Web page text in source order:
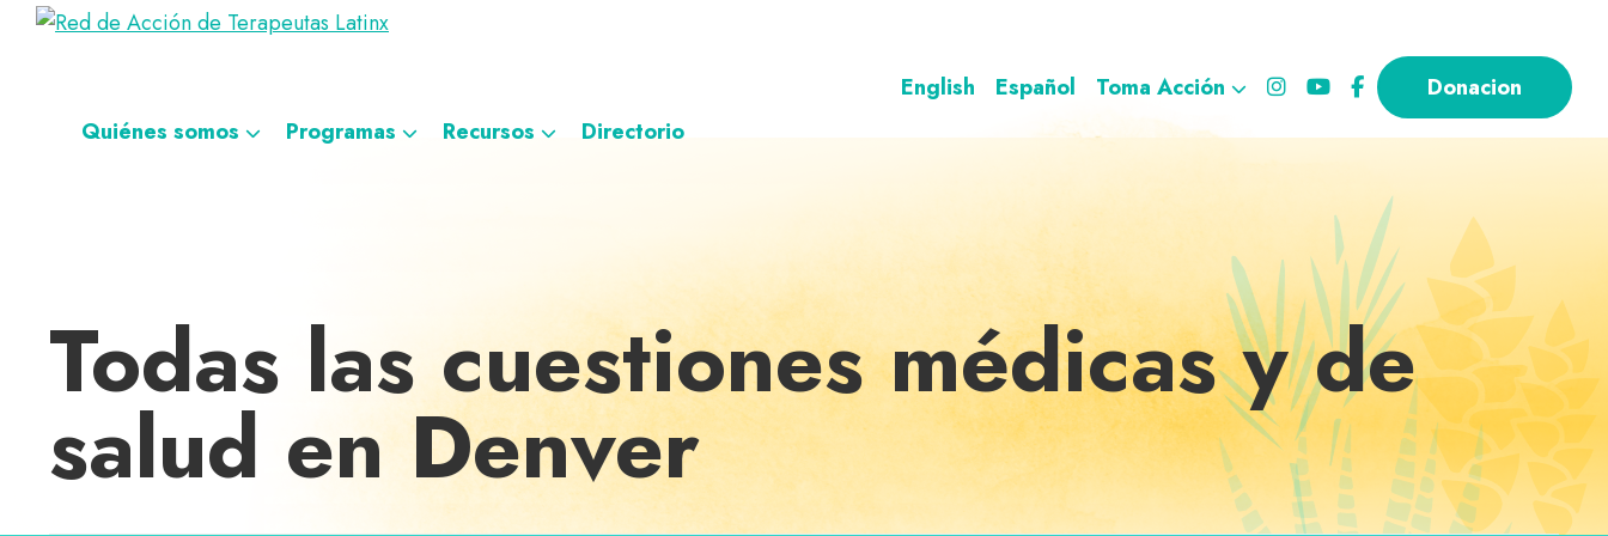
Saltar
navegación
principal
Saltar
Saltar
navegación
Terapeutas
terapeutas
English Español Toma Acción
Donacion
Quiénes somos
Programas Recursos Directorio
Todas las cuestiones médicas y de
salud en Denver